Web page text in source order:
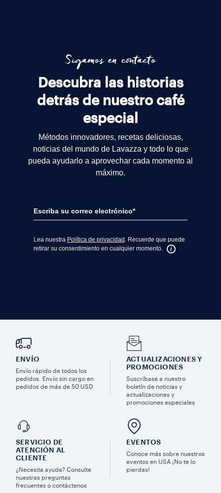
ENVÍO
Envío rápido de todos los
pedidos. Envío sin cargo en
pedidos de más de 50 USD
ACTUALIZACIONES Y
PROMOCIONES
Suscríbase a nuestro
boletín de noticias y
actualizaciones y
promociones especiales
SERVICIO DE
ATENCIÓN AL
CLIENTE
¿Necesita ayuda? Consulte
nuestras preguntas
frecuentes o contáctenos
EVENTOS
Conoce más sobre nuestros
eventos en USA ¡No te lo
pierdas!